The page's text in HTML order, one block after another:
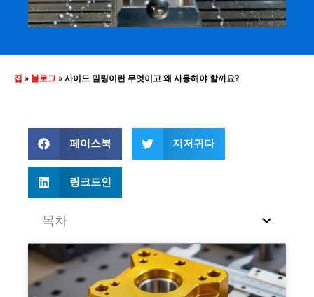
집 » 블로그 »사이드 밀링이란 무엇이고 왜 사용해야 할까요?
페이스북 지저귀다
링크드인
목차